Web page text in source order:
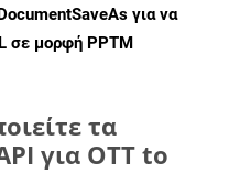
για να
σε μορφή PPTM
τα
για OTT to